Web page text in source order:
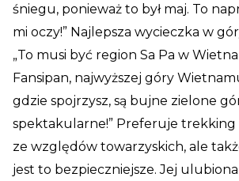
śniegu, ponieważ to był maj. To
mi oczy!” Najlepsza wycieczka w
„To musi być region Sa Pa w
Fansipan, najwyższej góry
gdzie spojrzysz, są bujne zielone
spektakularne!” Preferuje trekking
ze względów towarzyskich, ale
jest to bezpieczniejsze. Jej